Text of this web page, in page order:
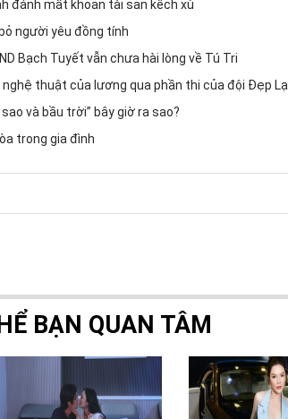
đánh mất khoản tài sản kếch xù
người yêu đồng tính
Bạch Tuyết vẫn chưa hài lòng về Tú Tri
thuật của lương qua phần thi của đội Đẹp Lạ
và bầu trời” bây giờ ra sao?
trong gia đình
BẠN QUAN TÂM